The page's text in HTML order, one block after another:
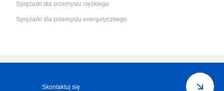
Sprężarki dla przemysłu ciężkiego
Sprężarki dla przemysłu energetycznego
Skontaktuj się